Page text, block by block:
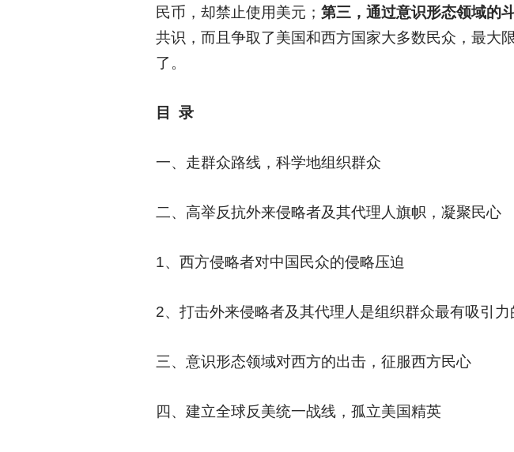
民币，却禁止使用美元； 第三，通过意识形态领域的
共识，而且争取了美国和西方国家大多数民众，最大
了。
目 录
一、走群众路线，科学地组织群众
二、高举反抗外来侵略者及其代理人旗帜，凝聚民心
1、西方侵略者对中国民众的侵略压迫
2、打击外来侵略者及其代理人是组织群众最有吸引力
三、意识形态领域对西方的出击，征服西方民心
四、建立全球反美统一战线，孤立美国精英